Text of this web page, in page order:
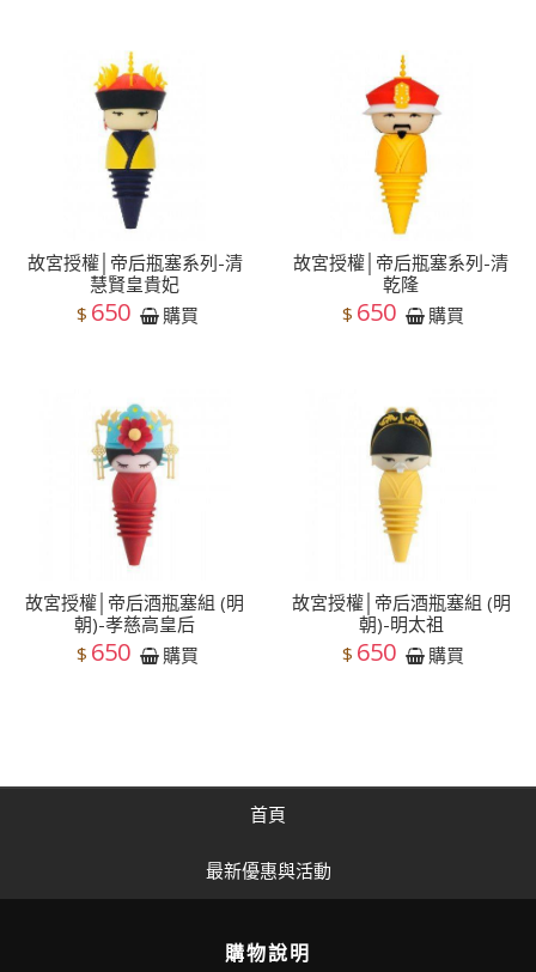
故宮授權│帝后瓶塞系列-清
慧賢皇貴妃
$ 650 購買
故宮授權│帝后瓶塞系列-清
乾隆
$ 650 購買
故宮授權│帝后酒瓶塞組 (明
朝)-孝慈高皇后
$ 650 購買
故宮授權│帝后酒瓶塞組 (明
朝)-明太祖
$ 650 購買
首頁
最新優惠與活動
購物說明